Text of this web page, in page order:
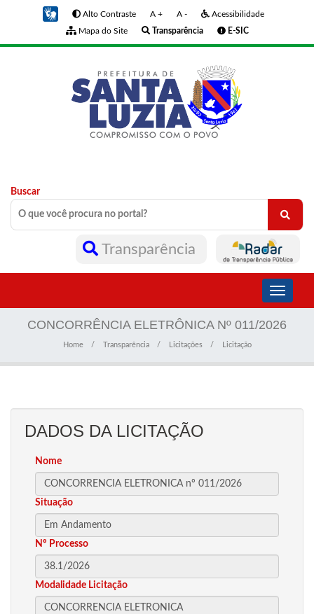
Alto Contraste A + A -
Acessibilidade
Mapa do Site
Transparência E-SIC
Buscar
Transparência
Toggle
CONCORRÊNCIA ELETRÔNICA Nº 011/2026
Home Transparência Licitações Licitação
DADOS DA LICITAÇÃO
Nome
Situação
Nº Processo
Modalidade Licitação